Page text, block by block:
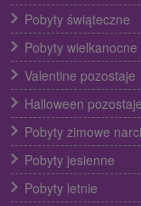
Pobyty świąteczne
Pobyty wielkanocne
Valentine pozostaje
Halloween pozostaje
Pobyty zimowe
Pobyty jesienne
Pobyty letnie